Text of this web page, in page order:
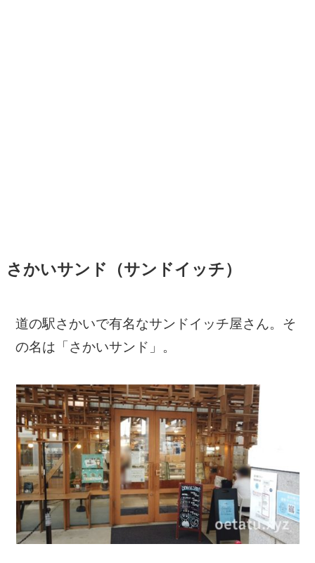
さかいサンド（サンドイッチ）
道の駅さかいで有名なサンドイッチ屋さん。そ
の名は「さかいサンド」。